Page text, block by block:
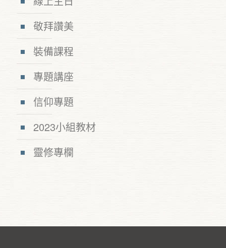
敬拜讚美
裝備課程
專題講座
信仰專題
2023小組教材
靈修專欄